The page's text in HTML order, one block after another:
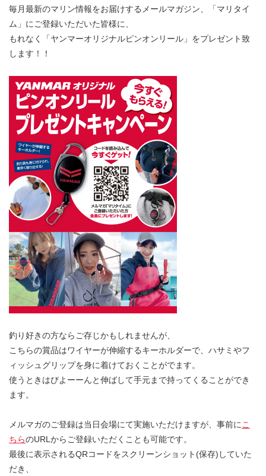
毎月最新のマリン情報をお届けするメールマガジン、「マリタイ
ム」にご登録いただいた皆様に、
もれなく「ヤンマーオリジナルピンオンリール」をプレゼント致
します！！
釣り好きの方ならご存じかもしれませんが、
こちらの賞品はワイヤーが伸縮するキーホルダーで、ハサミやフ
ィッシュグリップを身に着けておくことがでます。
使うときはびよーーんと伸ばして手元まで持ってくることができ
ます。
メルマガのご登録は当日会場にて実施いただけますが、事前に こ
ちらのURLからご登録いただくことも可能です。
最後に表示されるQRコードをスクリーンショット(保存)していた
だき、